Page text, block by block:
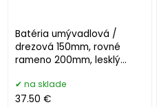
Batéria umývadlová /
drezová 150mm, rovné
rameno 200mm, lesklý
na sklade
37.50 €